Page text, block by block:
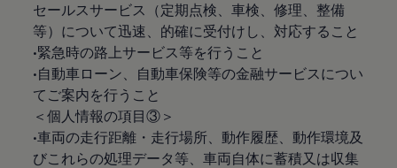
セールスサービス（定期点検、車検、修理、整備
等）について迅速、的確に受付けし、対応すること
•緊急時の路上サービス等を行うこと
•自動車ローン、自動車保険等の金融サービスについ
てご案内を行うこと
＜個人情報の項目③＞
•車両の走行距離・走行場所、動作履歴、動作環境及
びこれらの処理データ等、車両自体に蓄積又は収集